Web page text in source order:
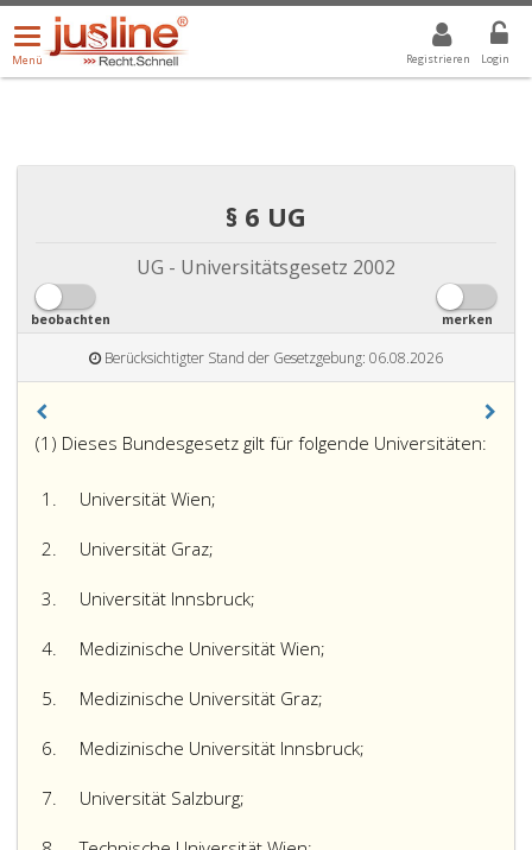
Registrieren Login
Menü
öffnen/schließen
Menü
ALLE DROPDOWN: GEWÄHLTER WERT IST ALLE
§ 6 UG
UG - Universitätsgesetz 2002
beobachten merken
Berücksichtigter Stand der Gesetzgebung: 06.08.2026
(1) Dieses Bundesgesetz gilt für folgende Universitäten:
1. Universität Wien;
2. Universität Graz;
3. Universität Innsbruck;
4. Medizinische Universität Wien;
5. Medizinische Universität Graz;
6. Medizinische Universität Innsbruck;
7. Universität Salzburg;